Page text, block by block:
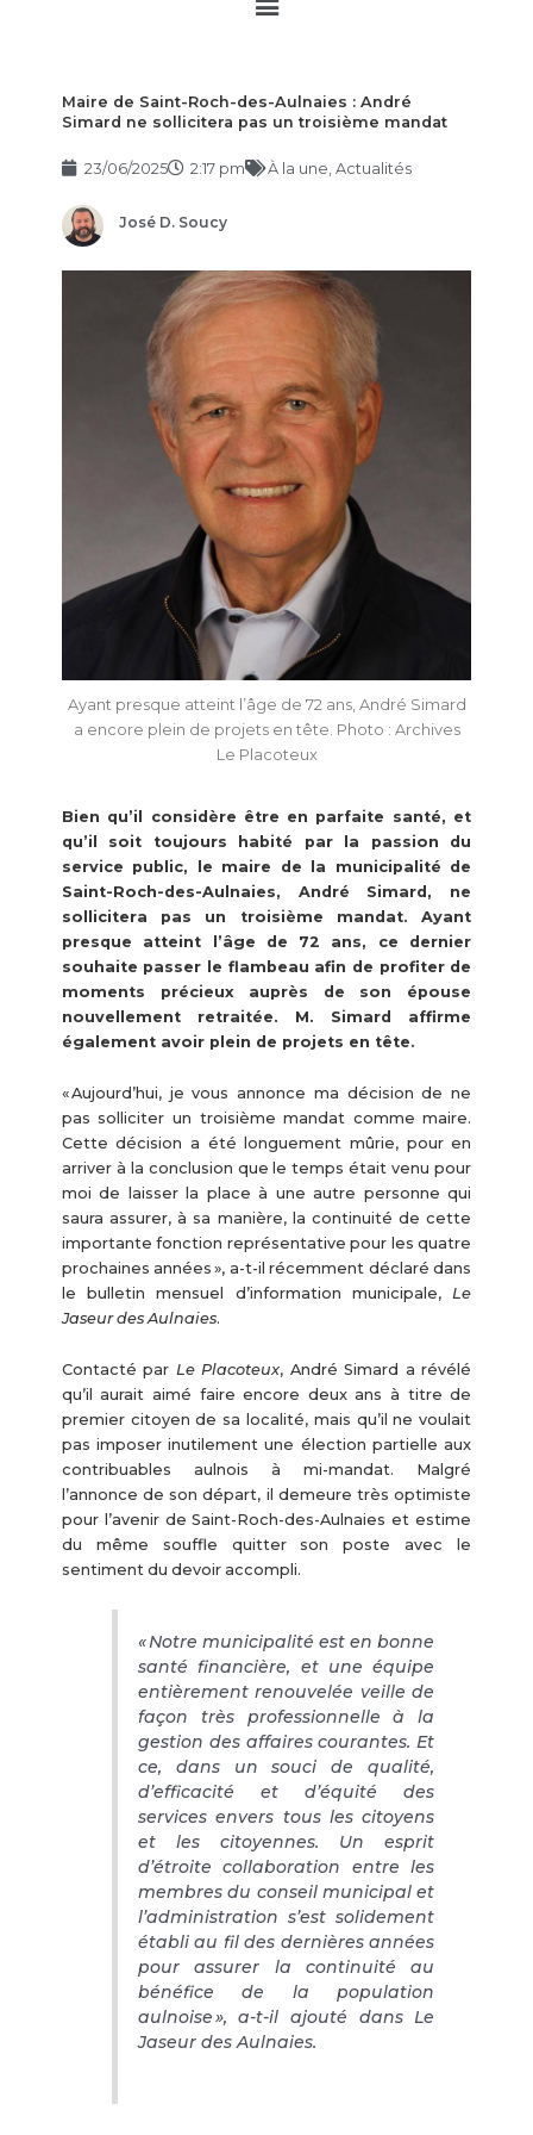
Maire de Saint-Roch-des-Aulnaies : André
Simard ne sollicitera pas un troisième mandat
23/06/2025 2:17 pm À la une Actualités
José D. Soucy
Ayant presque atteint l’âge de 72 ans, André Simard
a encore plein de projets en tête. Photo : Archives
Le Placoteux
Bien qu’il considère être en parfaite santé, et
qu’il soit toujours habité par la passion du
service public, le maire de la municipalité de
Saint-Roch-des-Aulnaies, André Simard, ne
sollicitera pas un troisième mandat. Ayant
presque atteint l’âge de 72 ans, ce dernier
souhaite passer le flambeau afin de profiter de
moments précieux auprès de son épouse
nouvellement retraitée. M. Simard affirme
également avoir plein de projets en tête.
« Aujourd’hui, je vous annonce ma décision de ne
pas solliciter un troisième mandat comme maire.
Cette décision a été longuement mûrie, pour en
arriver à la conclusion que le temps était venu pour
moi de laisser la place à une autre personne qui
saura assurer, à sa manière, la continuité de cette
importante fonction représentative pour les quatre
prochaines années », a-t-il récemment déclaré dans
le bulletin mensuel d’information municipale,Le
Jaseur des Aulnaies.
Contacté par Le Placoteux, André Simard a révélé
qu’il aurait aimé faire encore deux ans à titre de
premier citoyen de sa localité, mais qu’il ne voulait
pas imposer inutilement une élection partielle aux
contribuables aulnois à mi-mandat. Malgré
l’annonce de son départ, il demeure très optimiste
pour l’avenir de Saint-Roch-des-Aulnaies et estime
du même souffle quitter son poste avec le
sentiment du devoir accompli.
« Notre municipalité est en bonne
santé financière, et une équipe
entièrement renouvelée veille de
façon très professionnelle à la
gestion des affaires courantes. Et
ce, dans un souci de qualité,
d’efficacité et d’équité des
services envers tous les citoyens
et les citoyennes. Un esprit
d’étroite collaboration entre les
membres du conseil municipal et
l’administration s’est solidement
établi au fil des dernières années
pour assurer la continuité au
bénéfice de la population
aulnoise », a-t-il ajouté dansLe
Jaseur des Aulnaies.